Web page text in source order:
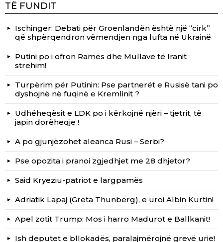
TË FUNDIT
Ischinger: Debati për Groenlandën është një “cirk”
që shpërqendron vëmendjen nga lufta në Ukrainë
Putini po i ofron Ramës dhe Mullave të Iranit
strehim!
Turpërim për Putinin: Pse partnerët e Rusisë tani po
dyshojnë në fuqinë e Kremlinit ?
Udhëheqësit e LDK po i kërkojnë njëri – tjetrit, të
japin dorëheqje !
A po gjunjëzohet aleanca Rusi – Serbi?
Pse opozita i pranoi zgjedhjet me 28 dhjetor?
Said Kryeziu-patriot e largpamës
Adriatik Lapaj (Greta Thunberg), e uroi Albin Kurtin!
Apel zotit Trump: Mos i harro Madurot e Ballkanit!
Ish deputet e bllokadës, paralajmërojnë grevë urie!